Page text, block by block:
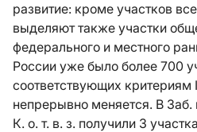
развитие: кроме участков
выделяют также участки
федерального и местного
России уже было более 700
соответствующих критериям
непрерывно меняется. В Заб.
К. о. т. в. з. получили 3